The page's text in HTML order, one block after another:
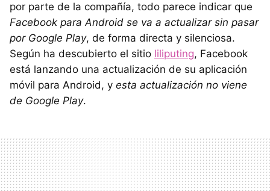
por parte de la compañía, todo parece indicar que
Facebook para Android se va a actualizar sin pasar
por Google Play, de forma directa y silenciosa.
Según ha descubierto el sitio liliputing, Facebook
está lanzando una actualización de su aplicación
móvil para Android, y esta actualización no viene
de Google Play.